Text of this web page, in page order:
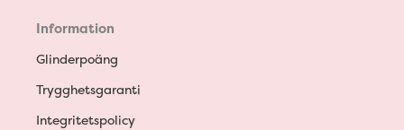
Information
Glinderpoäng
Trygghetsgaranti
Integritetspolicy